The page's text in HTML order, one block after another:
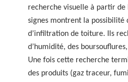
recherche visuelle à partir de
signes montrent la possibilité
d’infiltration de toiture. Ils
d’humidité, des
Une fois cette recherche
des produits (gaz traceur,